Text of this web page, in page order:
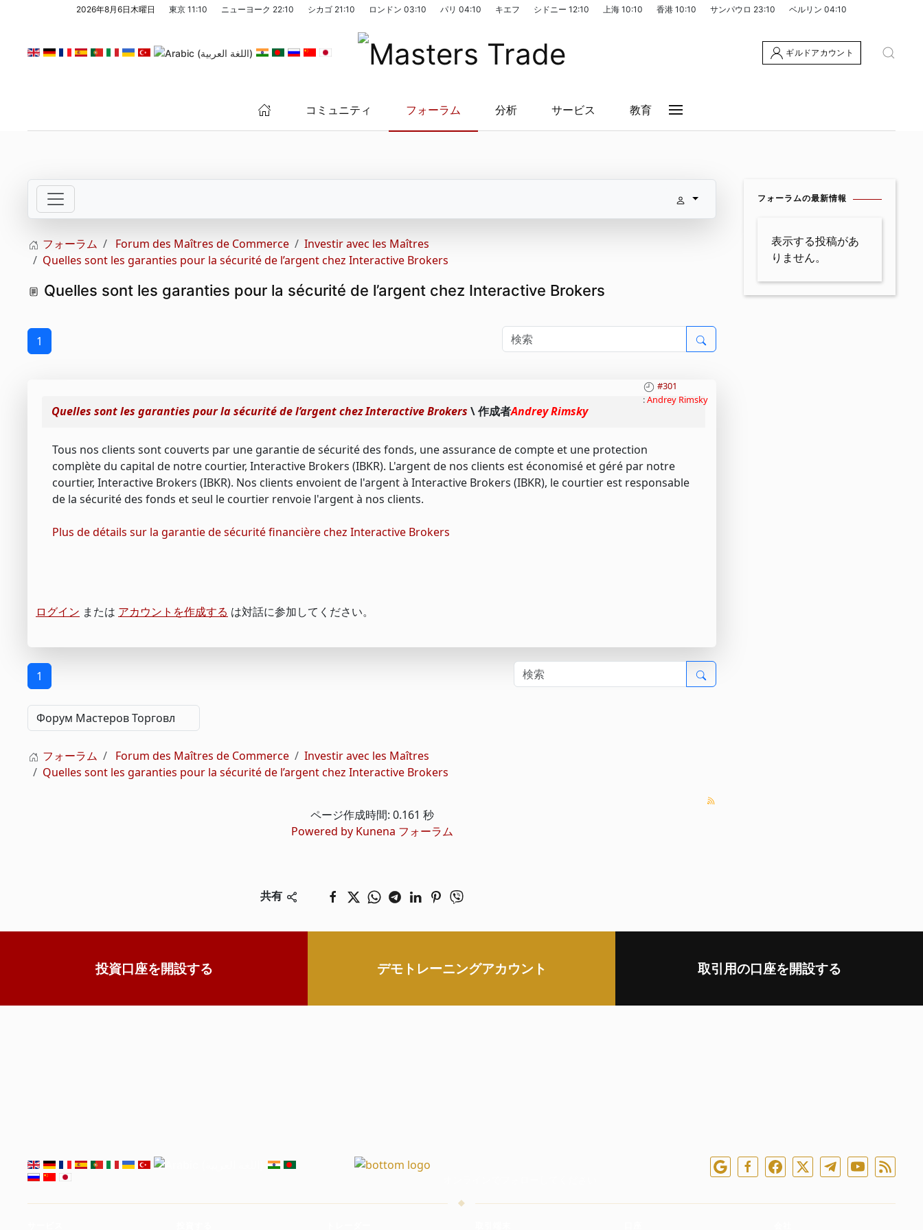
2026年8月6日木曜日 東京 11:10 ニューヨーク 22:10 シカゴ 21:10 ロンドン 03:10 パリ 04:10 キエフ シドニー 12:10 上海 10:10 香港 10:10 サンパウロ 23:10 ベルリン 04:10
ギルドアカウント
コミュニティ フォーラム 分析 サービス 教育
フォーラム Forum des Maîtres de Commerce
Investir avec les Maîtres
Quelles sont les garanties pour la sécurité de l’argent chez Interactive Brokers
Quelles sont les garanties pour la sécurité de l’argent chez Interactive Brokers
1
#301
:Andrey Rimsky
Quelles sont les garanties pour la sécurité de l’argent chez Interactive Brokers \ 作成者Andrey Rimsky
Tous nos clients sont couverts par une garantie de sécurité des fonds, une assurance de compte et une protection
complète du capital de notre courtier, Interactive Brokers (IBKR). L'argent de nos clients est économisé et géré par notre
courtier, Interactive Brokers (IBKR). Nos clients envoient de l'argent à Interactive Brokers (IBKR), le courtier est responsable
de la sécurité des fonds et seul le courtier renvoie l'argent à nos clients.
Plus de détails sur la garantie de sécurité financière chez Interactive Brokers
ログイン または アカウントを作成する は対話に参加してください。
1
フォーラム Forum des Maîtres de Commerce
Investir avec les Maîtres
Quelles sont les garanties pour la sécurité de l’argent chez Interactive Brokers
ページ作成時間: 0.161 秒
Powered by Kunena フォーラム
フォーラムの最新情報
表示する投稿があ
りません。
共有
投資口座を開設する デモトレーニングアカウント 取引用の口座を開設する